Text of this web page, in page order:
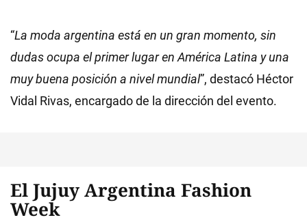
“La moda argentina está en un gran momento, sin
dudas ocupa el primer lugar en América Latina y una
muy buena posición a nivel mundial”, destacó Héctor
Vidal Rivas, encargado de la dirección del evento.
El Jujuy Argentina Fashion
Week